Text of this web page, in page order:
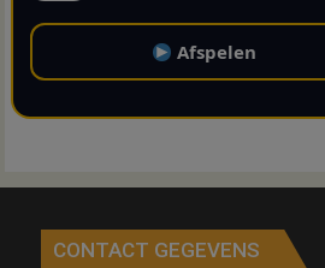
Afspelen
CONTACT GEGEVENS